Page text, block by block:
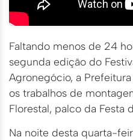
Faltando menos de 24
segunda edição do
Agronegócio, a
os trabalhos de
Florestal, palco da Festa
Na noite desta quarta-